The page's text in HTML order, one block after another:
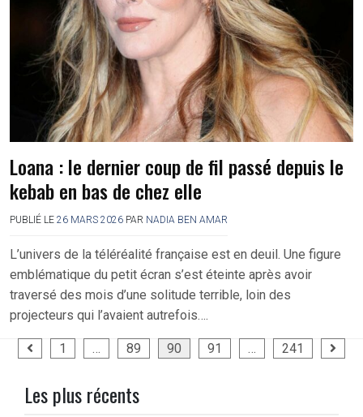
Loana : le dernier coup de fil passé depuis le
kebab en bas de chez elle
PUBLIÉ LE 26 MARS 2026 PAR NADIA BEN AMAR
L’univers de la téléréalité française est en deuil. Une figure
emblématique du petit écran s’est éteinte après avoir
traversé des mois d’une solitude terrible, loin des
projecteurs qui l’avaient autrefois….
Pagination
publications
1 … 89 90 91 … 241
Les plus récents